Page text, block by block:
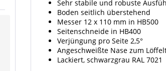
Sehr stabile und robuste
Boden seitlich überstehend
Messer 12 x 110 mm in HB500
Seitenschneide in HB400
Verjüngung pro Seite 2,5°
Angeschweißte Nase zum
Lackiert, schwarzgrau RAL 7021